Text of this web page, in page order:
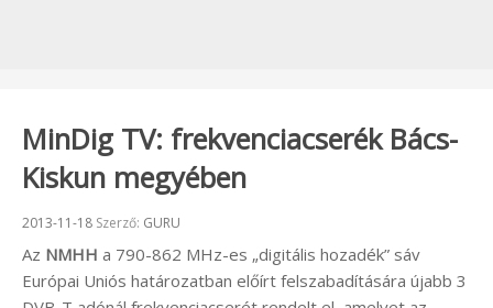
MinDig TV: frekvenciacserék Bács-
Kiskun megyében
Beküldve:
2013-11-18 Szerző: GURU
Az NMHH a 790-862 MHz-es „digitális hozadék” sáv
Európai Uniós határozatban előírt felszabadítására újabb 3